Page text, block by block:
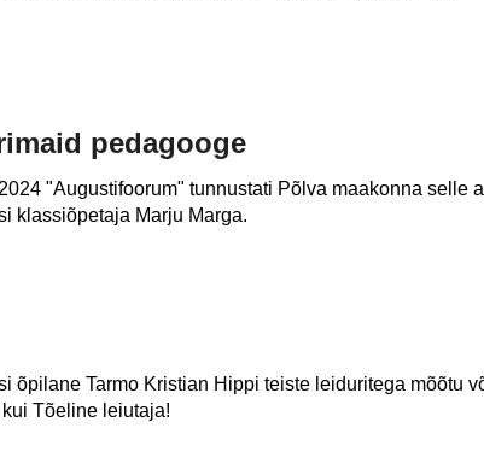
pedagooge
"Augustifoorum" tunnustati Põlva maakonna selle
klassiõpetaja Marju Marga.
õpilane Tarmo Kristian Hippi teiste leiduritega mõõtu
Tõeline leiutaja!